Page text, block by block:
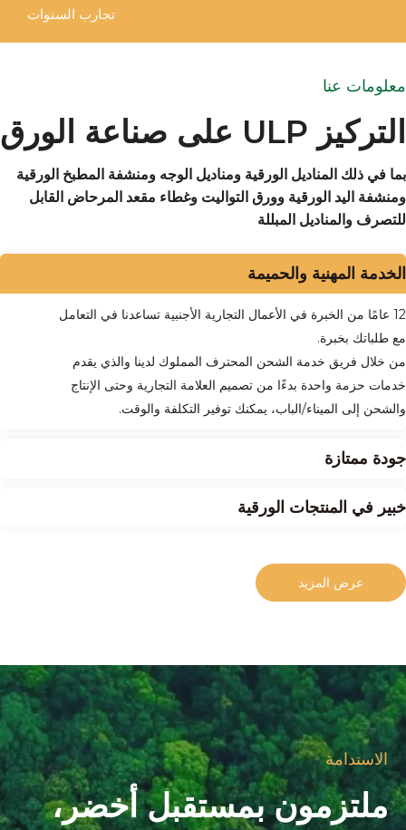
تجارب السنوات
معلومات عنا
التركيز ULP على صناعة الورق
بما في ذلك المناديل الورقية ومناديل الوجه ومنشفة المطبخ الورقية
ومنشفة اليد الورقية وورق التواليت وغطاء مقعد المرحاض القابل
للتصرف والمناديل المبللة
الخدمة المهنية والحميمة
12 عامًا من الخبرة في الأعمال التجارية الأجنبية تساعدنا في التعامل
مع طلباتك بخبرة.
من خلال فريق خدمة الشحن المحترف المملوك لدينا والذي يقدم
خدمات حزمة واحدة بدءًا من تصميم العلامة التجارية وحتى الإنتاج
والشحن إلى الميناء/الباب، يمكنك توفير التكلفة والوقت.
جودة ممتازة
خبير في المنتجات الورقية
عرض المزيد
الاستدامة
ملتزمون بمستقبل أخضر،